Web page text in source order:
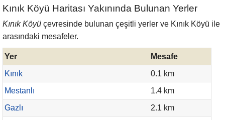
Kınık Köyü Haritası Yakınında Bulunan Yerler
Kınık Köyü çevresinde bulunan çeşitli yerler ve Kınık Köyü ile
arasındaki mesafeler.
Yer
Mesafe
Kınık
0.1 km
Mestanlı
1.4 km
Gazlı
2.1 km